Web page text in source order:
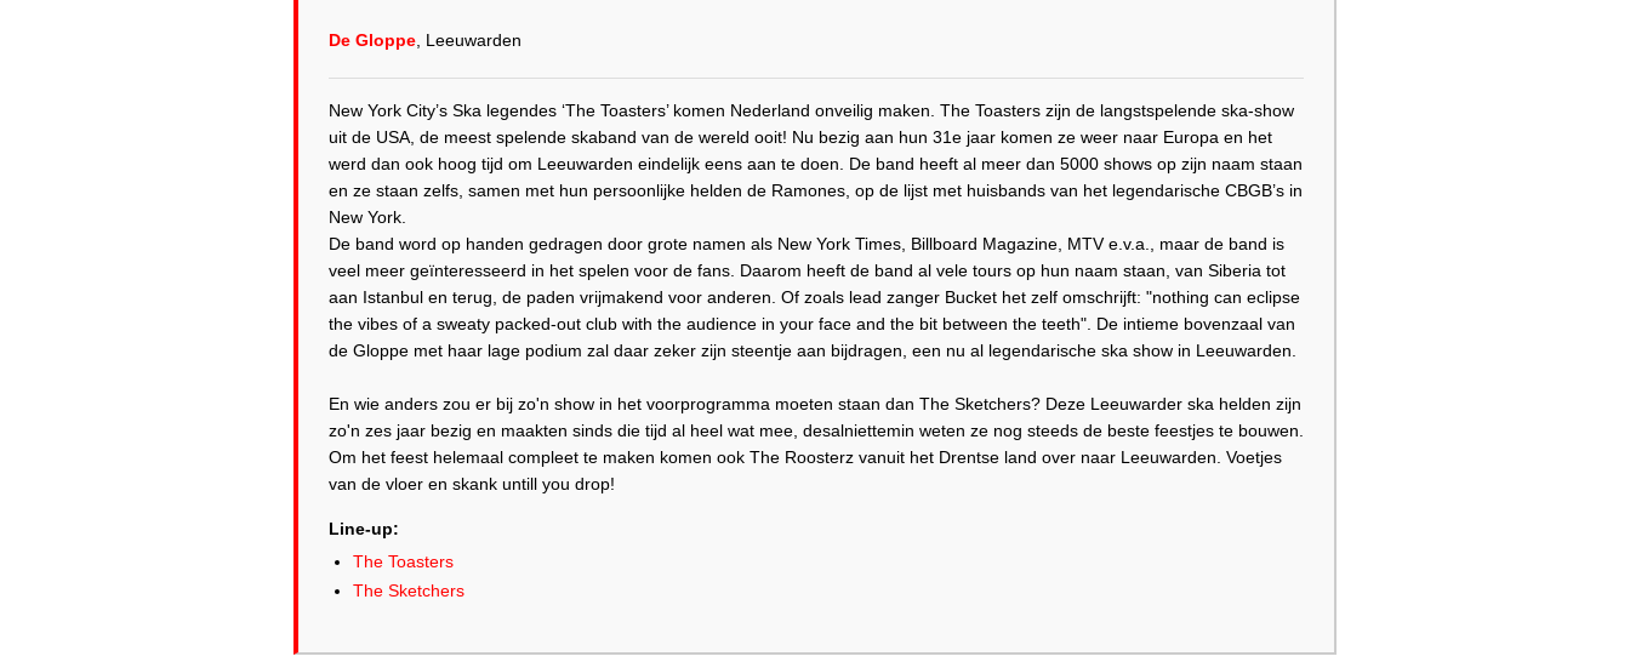
De Gloppe , Leeuwarden
New York City’s Ska legendes ‘The Toasters’ komen Nederland onveilig maken. The Toasters zijn de langstspelende ska-show
uit de USA, de meest spelende skaband van de wereld ooit! Nu bezig aan hun 31e jaar komen ze weer naar Europa en het
werd dan ook hoog tijd om Leeuwarden eindelijk eens aan te doen. De band heeft al meer dan 5000 shows op zijn naam staan
en ze staan zelfs, samen met hun persoonlijke helden de Ramones, op de lijst met huisbands van het legendarische CBGB’s in
New York.
De band word op handen gedragen door grote namen als New York Times, Billboard Magazine, MTV e.v.a., maar de band is
veel meer geïnteresseerd in het spelen voor de fans. Daarom heeft de band al vele tours op hun naam staan, van Siberia tot
aan Istanbul en terug, de paden vrijmakend voor anderen. Of zoals lead zanger Bucket het zelf omschrijft: "nothing can eclipse
the vibes of a sweaty packed-out club with the audience in your face and the bit between the teeth". De intieme bovenzaal van
de Gloppe met haar lage podium zal daar zeker zijn steentje aan bijdragen, een nu al legendarische ska show in Leeuwarden.
En wie anders zou er bij zo'n show in het voorprogramma moeten staan dan The Sketchers? Deze Leeuwarder ska helden zijn
zo'n zes jaar bezig en maakten sinds die tijd al heel wat mee, desalniettemin weten ze nog steeds de beste feestjes te bouwen.
Om het feest helemaal compleet te maken komen ook The Roosterz vanuit het Drentse land over naar Leeuwarden. Voetjes
Line-up:
The Toasters
The Sketchers